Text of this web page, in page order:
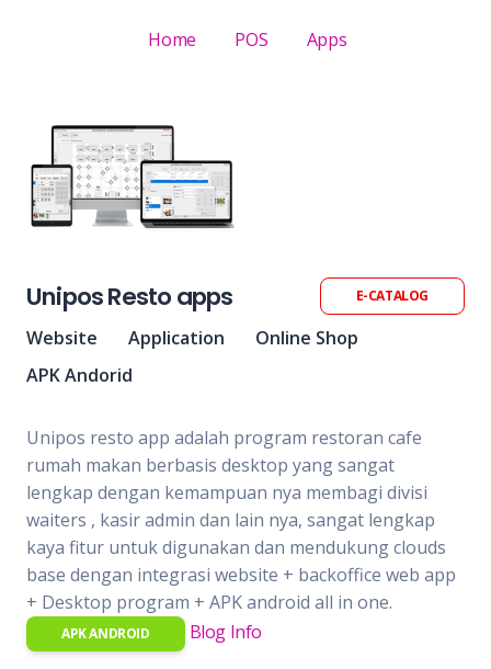
Home POS Apps
Unipos Resto apps E-CATALOG
Website Application
Online Shop
APK Andorid
Unipos resto app adalah program restoran cafe
rumah makan berbasis desktop yang sangat
lengkap dengan kemampuan nya membagi divisi
waiters , kasir admin dan lain nya, sangat lengkap
kaya fitur untuk digunakan dan mendukung clouds
base dengan integrasi website + backoffice web app
+ Desktop program + APK android all in one.
APK ANDROID Blog Info